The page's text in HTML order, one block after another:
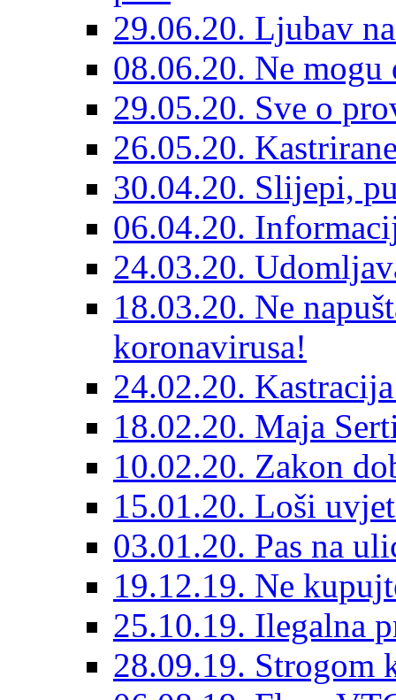
29.06.20. Ljubav
08.06.20. Ne
29.05.20. Sve o
26.05.20.
30.04.20. Slijepi,
06.04.20.
24.03.20.
18.03.20. Ne
koronavirusa!
24.02.20.
18.02.20. Maja
10.02.20. Zakon
15.01.20. Loši
03.01.20. Pas na
19.12.19. Ne
25.10.19. Ilegalna
28.09.19. Strogom